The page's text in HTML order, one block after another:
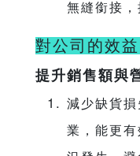
無縫銜接，
對公司的效益
提升銷售額與
減少缺貨
業，能更